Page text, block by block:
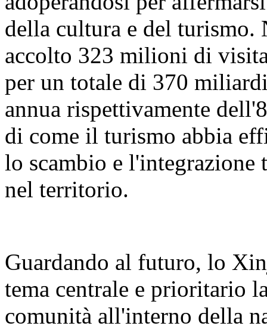
della cultura e del turismo.
accolto 323 milioni di
per un totale di 370
annua rispettivamente
di come il turismo abbia
lo scambio e
nel territorio.
Guardando al futuro, lo
tema centrale e prioritario
comunità all'interno della